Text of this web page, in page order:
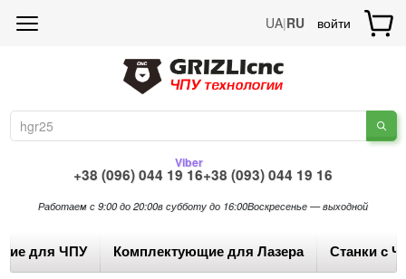
UA|RU войти
+38 (096) 044 19 16
Viber
+38 (093) 044 19 16
Работаем с 9:00 до 20:00в субботу до 16:00Воскресенье — выходной
для ЧПУ Комплектующие для Лазера Станки с